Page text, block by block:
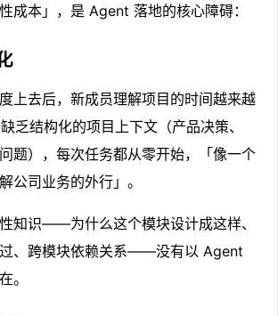
成本」，是 Agent 落地的核心障碍：
上去后，新成员理解项目的时间越来越
乏结构化的项目上下文（产品决策、
题），每次任务都从零开始，「像一个
公司业务的外行」。
知识——为什么这个模块设计成这样、
、跨模块依赖关系——没有以 Agent
。